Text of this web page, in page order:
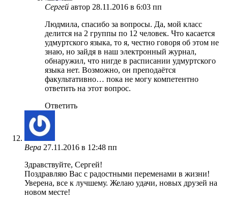
Сергей автор 28.11.2016 в 6:03 пп
Людмила, спасибо за вопросы. Да, мой класс
делится на 2 группы по 12 человек. Что касается
удмуртского языка, то я, честно говоря об этом не
знаю, но зайдя в наш электронный журнал,
обнаружил, что нигде в расписании удмуртского
языка нет. Возможно, он преподаётся
факультативно… пока не могу компетентно
ответить на этот вопрос.
Ответить
Вера 27.11.2016 в 12:48 пп
Здравствуйте, Сергей!
Поздравляю Вас с радостными переменами в жизни!
Уверена, все к лучшему. Желаю удачи, новых друзей на
новом месте!